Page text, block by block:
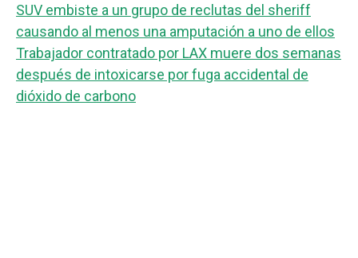
SUV embiste a un grupo de reclutas del sheriff
causando al menos una amputación a uno de ellos
Trabajador contratado por LAX muere dos semanas
después de intoxicarse por fuga accidental de
dióxido de carbono